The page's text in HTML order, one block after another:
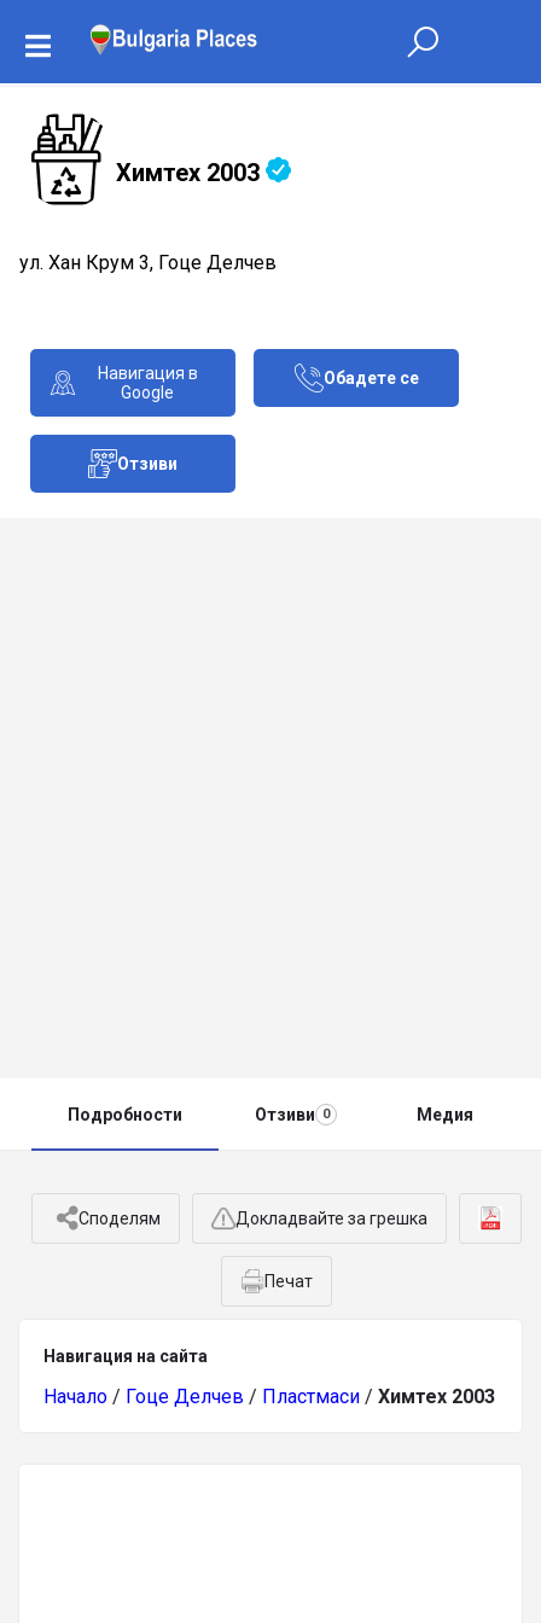
Химтех 2003
ул. Хан Крум 3, Гоце Делчев
Навигация в
Google
Обадете се
Отзиви
Подробности Отзиви 0 Медия
Споделям Докладвайте за грешка
Печат
Навигация на сайта
Начало / Гоце Делчев / Пластмаси / Химтех 2003